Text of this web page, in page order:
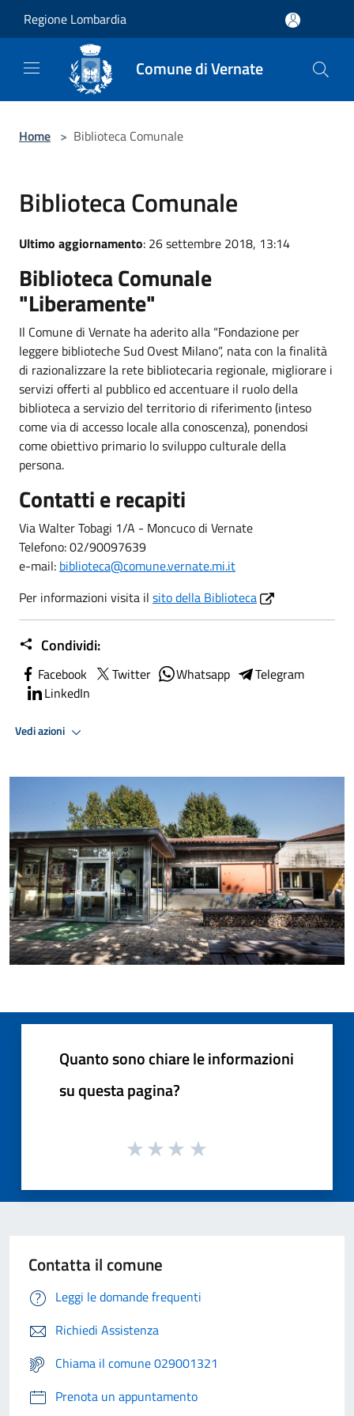
Regione Lombardia
Comune di Vernate
Home > Biblioteca Comunale
Biblioteca Comunale
Ultimo aggiornamento: 26 settembre 2018, 13:14
Biblioteca Comunale
"Liberamente"
Il Comune di Vernate ha aderito alla “Fondazione per
leggere biblioteche Sud Ovest Milano”, nata con la finalità
di razionalizzare la rete bibliotecaria regionale, migliorare i
servizi offerti al pubblico ed accentuare il ruolo della
biblioteca a servizio del territorio di riferimento (inteso
come via di accesso locale alla conoscenza), ponendosi
come obiettivo primario lo sviluppo culturale della
persona.
Contatti e recapiti
Via Walter Tobagi 1/A - Moncuco di Vernate
Telefono: 02/90097639
e-mail: biblioteca@comune.vernate.mi.it
Per informazioni visita il sito della Biblioteca
Condividi:
Facebook Twitter Whatsapp
Telegram
LinkedIn
Vedi azioni
Quanto sono chiare le informazioni
su questa pagina?
Contatta il comune
Leggi le domande frequenti
Richiedi Assistenza
Chiama il comune 029001321
Prenota un appuntamento